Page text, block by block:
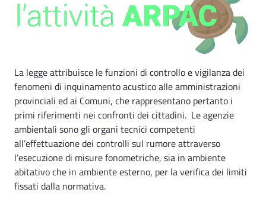
La legge attribuisce le funzioni di controllo e vigilanza dei
fenomeni di inquinamento acustico alle amministrazioni
provinciali ed ai Comuni, che rappresentano pertanto i
primi riferimenti nei confronti dei cittadini. Le agenzie
ambientali sono gli organi tecnici competenti
all’effettuazione dei controlli sul rumore attraverso
l’esecuzione di misure fonometriche, sia in ambiente
abitativo che in ambiente esterno, per la verifica dei limiti
fissati dalla normativa.